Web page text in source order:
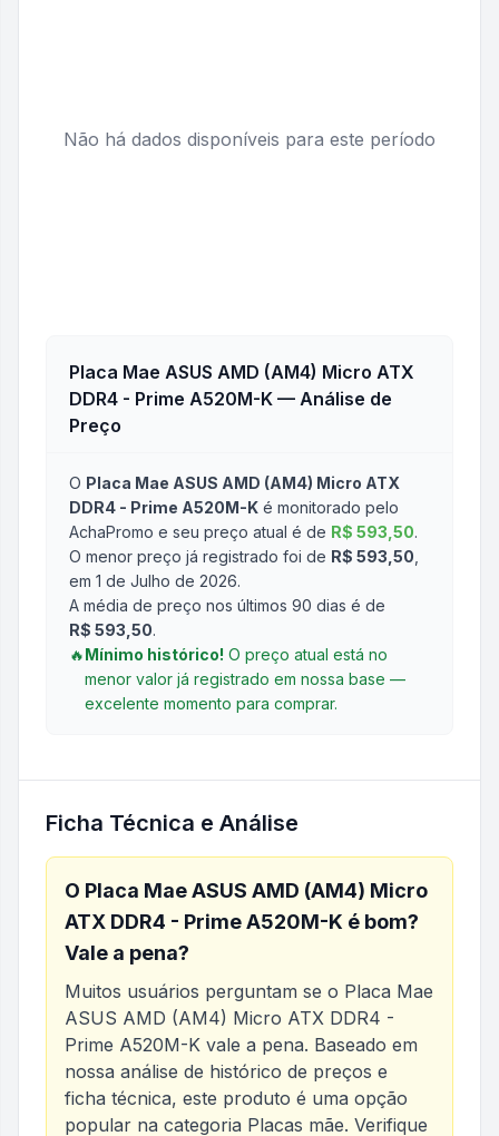
Não há dados disponíveis para este período
Placa Mae ASUS AMD (AM4) Micro ATX
DDR4 - Prime A520M-K — Análise de
Preço
O Placa Mae ASUS AMD (AM4) Micro ATX
DDR4 - Prime A520M-K é monitorado pelo
AchaPromo e seu preço atual é de R$ 593,50.
O menor preço já registrado foi de R$ 593,50
em 1 de Julho de 2026.
A média de preço nos últimos 90 dias é de
R$ 593,50.
🔥Mínimo histórico! O preço atual está no
menor valor já registrado em nossa base —
excelente momento para comprar.
Ficha Técnica e Análise
O Placa Mae ASUS AMD (AM4) Micro
ATX DDR4 - Prime A520M-K é bom?
Vale a pena?
Muitos usuários perguntam se o Placa Mae
ASUS AMD (AM4) Micro ATX DDR4 -
Prime A520M-K vale a pena. Baseado em
nossa análise de histórico de preços e
ficha técnica, este produto é uma opção
popular na categoria Placas mãe. Verifique